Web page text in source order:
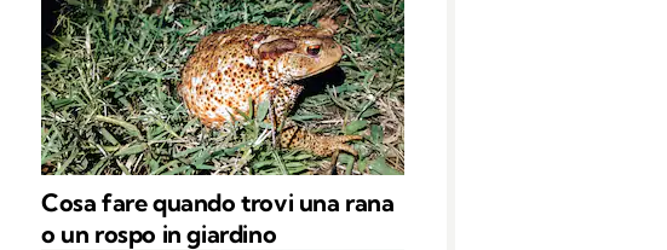
Cosa fare quando trovi una rana
o un rospo in giardino